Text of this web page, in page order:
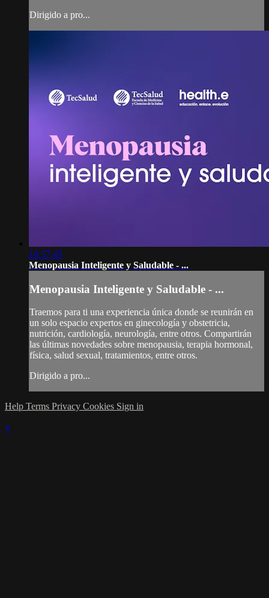
Dirigido a pro...
10:57:45
Menopausia Inteligente y Saludable - ...
Menopausia Inteligente y Saludable - ...
Traemos para ti una experiencia única donde se reunirán en
un solo espacio expertos en ginecología y obstetricia,
nutrición, cardiología, neurología, entre otros. Compartirán
las últimas novedades sobre menopausia, terapia hormonal,
física, salud sexual, tratamientos, entre otros.
Dirigido a pro...
Help Terms Privacy Cookies Sign in
×